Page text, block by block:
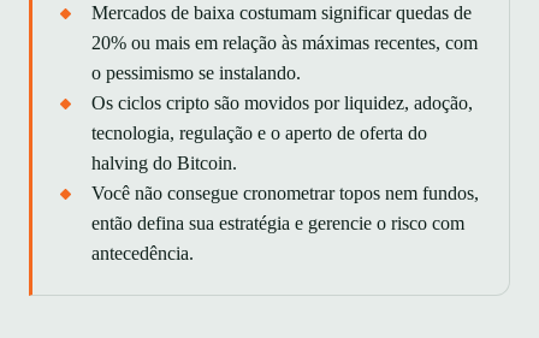
Mercados de baixa costumam significar quedas de
20% ou mais em relação às máximas recentes, com
o pessimismo se instalando.
Os ciclos cripto são movidos por liquidez, adoção,
tecnologia, regulação e o aperto de oferta do
halving do Bitcoin.
Você não consegue cronometrar topos nem fundos,
então defina sua estratégia e gerencie o risco com
antecedência.